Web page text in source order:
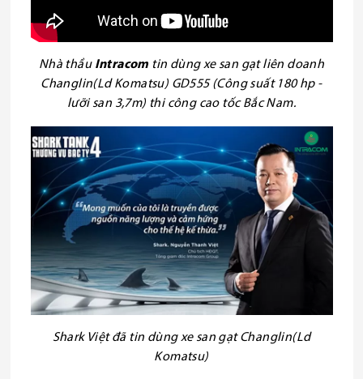
Nhà thầu Intracom tin dùng xe san gạt liên doanh
Changlin(Ld Komatsu) GD555 (Công suất 180 hp -
lưỡi san 3,7m) thi công cao tốc Bắc Nam.
Shark Việt đã tin dùng xe san gạt Changlin(Ld
Komatsu)